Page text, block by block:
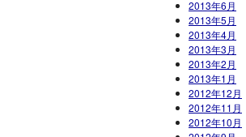
2013年6月
2013年5月
2013年4月
2013年3月
2013年2月
2013年1月
2012年12月
2012年11月
2012年10月